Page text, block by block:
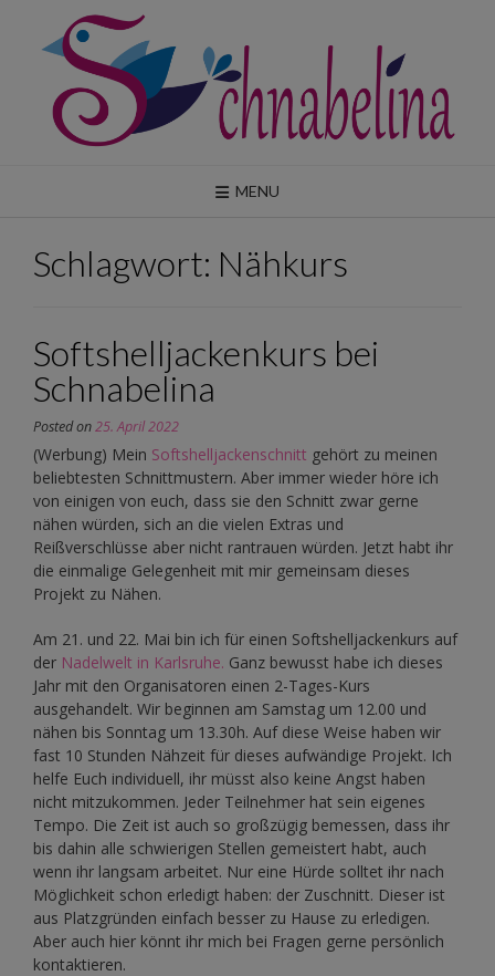
content
MENU
Schlagwort: Nähkurs
Softshelljackenkurs bei
Schnabelina
Posted on25. April 2022
(Werbung) Mein Softshelljackenschnitt gehört zu meinen
beliebtesten Schnittmustern. Aber immer wieder höre ich
von einigen von euch, dass sie den Schnitt zwar gerne
nähen würden, sich an die vielen Extras und
Reißverschlüsse aber nicht rantrauen würden. Jetzt habt ihr
die einmalige Gelegenheit mit mir gemeinsam dieses
Projekt zu Nähen.
Am 21. und 22. Mai bin ich für einen Softshelljackenkurs auf
der Nadelwelt in Karlsruhe. Ganz bewusst habe ich dieses
Jahr mit den Organisatoren einen 2-Tages-Kurs
ausgehandelt. Wir beginnen am Samstag um 12.00 und
nähen bis Sonntag um 13.30h. Auf diese Weise haben wir
fast 10 Stunden Nähzeit für dieses aufwändige Projekt. Ich
helfe Euch individuell, ihr müsst also keine Angst haben
nicht mitzukommen. Jeder Teilnehmer hat sein eigenes
Tempo. Die Zeit ist auch so großzügig bemessen, dass ihr
bis dahin alle schwierigen Stellen gemeistert habt, auch
wenn ihr langsam arbeitet. Nur eine Hürde solltet ihr nach
Möglichkeit schon erledigt haben: der Zuschnitt. Dieser ist
aus Platzgründen einfach besser zu Hause zu erledigen.
Aber auch hier könnt ihr mich bei Fragen gerne persönlich
kontaktieren.